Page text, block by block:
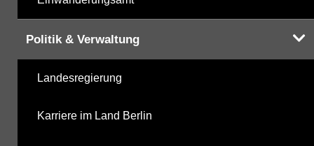
Politik & Verwaltung
Landesregierung
Karriere im Land Berlin